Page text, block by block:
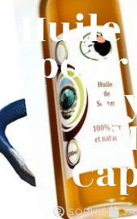
Huile
pour
SOPHIE